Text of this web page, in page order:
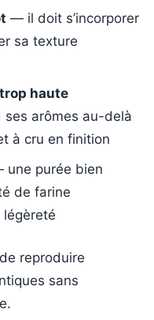
— il doit s’incorporer
sa texture
haute
arômes au-delà
à cru en finition
une purée bien
de farine
légèreté
reproduire
sans